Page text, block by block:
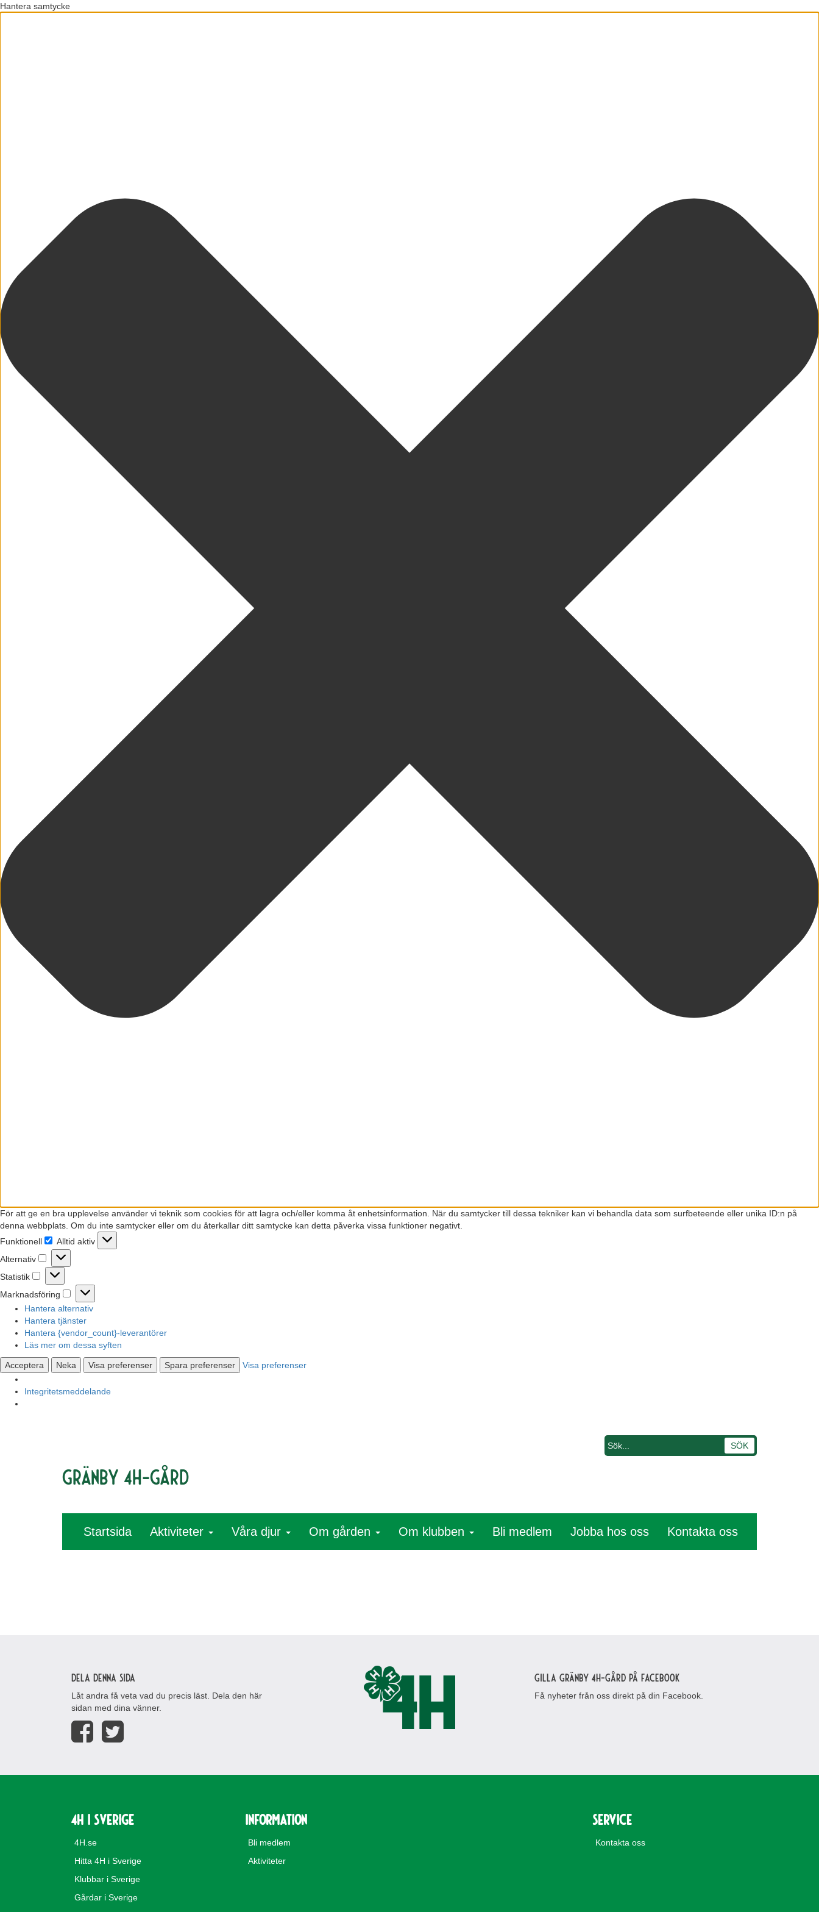
Hantera samtycke
För att ge en bra upplevelse använder vi teknik som cookies för att lagra och/eller komma åt enhetsinformation. När du samtycker till dessa tekniker kan vi behandla data som surfbeteende eller unika ID:n på
denna webbplats. Om du inte samtycker eller om du återkallar ditt samtycke kan detta påverka vissa funktioner negativt.
Funktionell
Funktionell
Alltid aktiv
Alternativ
Alternativ
Statistik
Statistik
Marknadsföring
Marknadsföring
Hantera alternativ
Hantera tjänster
Hantera {vendor_count}-leverantörer
Läs mer om dessa syften
Acceptera Neka Visa preferenser Spara preferenser Visa preferenser
Integritetsmeddelande
Gränby 4H-gård
Startsida Aktiviteter Våra djur Om gården Om klubben Bli medlem Jobba hos oss Kontakta oss
Dela denna sida
Låt andra få veta vad du precis läst. Dela den här
sidan med dina vänner.
Gilla Gränby 4H-gård på Facebook
Få nyheter från oss direkt på din Facebook.
4H i Sverige
4H.se
Hitta 4H i Sverige
Klubbar i Sverige
Gårdar i Sverige
Information
Bli medlem
Aktiviteter
Service
Kontakta oss